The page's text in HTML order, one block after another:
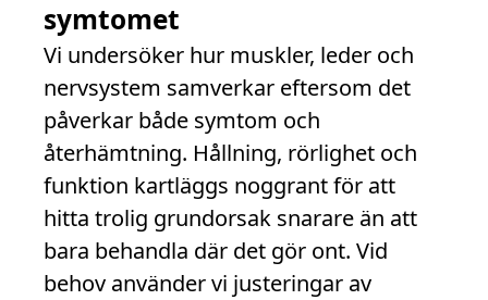
symtomet
Vi undersöker hur muskler, leder och
nervsystem samverkar eftersom det
påverkar både symtom och
återhämtning. Hållning, rörlighet och
funktion kartläggs noggrant för att
hitta trolig grundorsak snarare än att
bara behandla där det gör ont. Vid
behov använder vi justeringar av